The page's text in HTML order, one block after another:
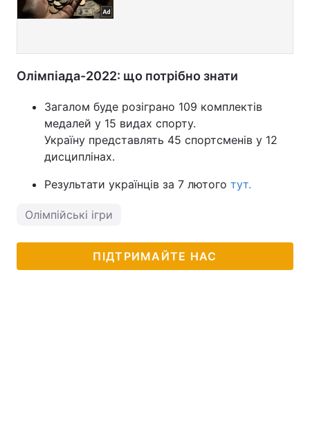
Олімпіада-2022: що потрібно знати
Загалом буде розіграно 109 комплектів
медалей у 15 видах спорту.
Україну представлять 45 спортсменів у 12
дисциплінах.
Результати українців за 7 лютого тут.
Олімпійські ігри
ПІДТРИМАЙТЕ НАС